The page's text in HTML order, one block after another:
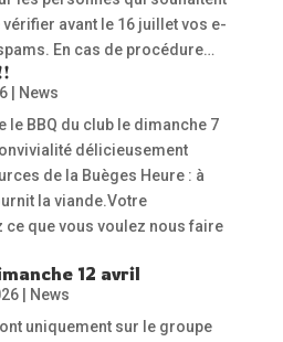
avant le 16 juillet vos e-
En cas de procédure…
|
News
le BBQ du club le dimanche 7
délicieusement
de la Buèges Heure : à
la viande.Votre
ce que vous voulez nous faire
12 avril
|
News
uniquement sur le groupe